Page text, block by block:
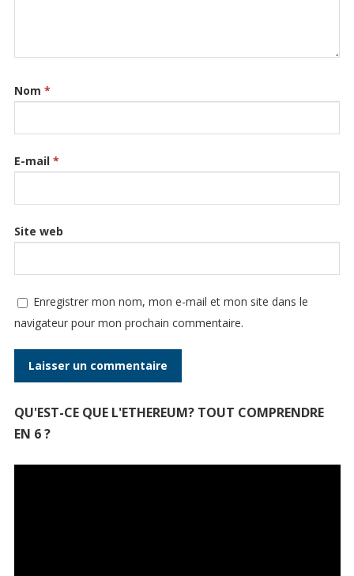
Nom *
E-mail *
Site web
Enregistrer mon nom, mon e-mail et mon site dans le
navigateur pour mon prochain commentaire.
QU'EST-CE QUE L'ETHEREUM? TOUT COMPRENDRE
EN 6 ?